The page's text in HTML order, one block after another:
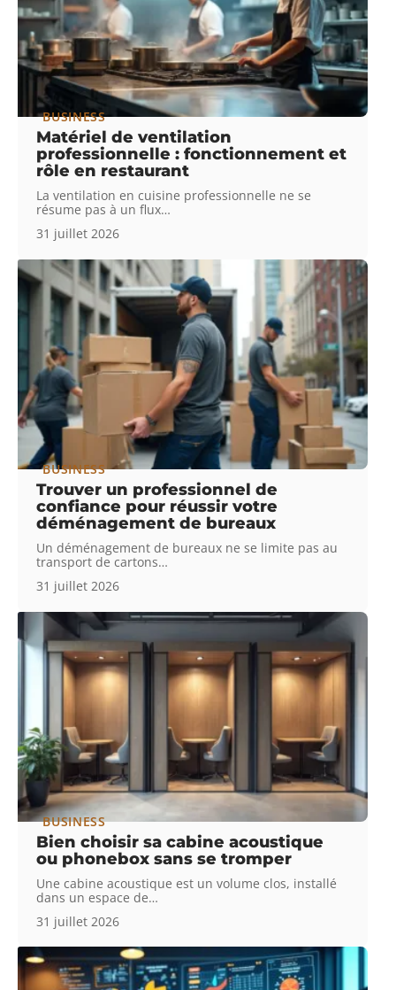
BUSINESS
Matériel de ventilation
professionnelle : fonctionnement et
rôle en restaurant
La ventilation en cuisine professionnelle ne se
résume pas à un flux…
31 juillet 2026
BUSINESS
Trouver un professionnel de
confiance pour réussir votre
déménagement de bureaux
Un déménagement de bureaux ne se limite pas au
transport de cartons…
31 juillet 2026
BUSINESS
Bien choisir sa cabine acoustique
ou phonebox sans se tromper
Une cabine acoustique est un volume clos, installé
dans un espace de…
31 juillet 2026